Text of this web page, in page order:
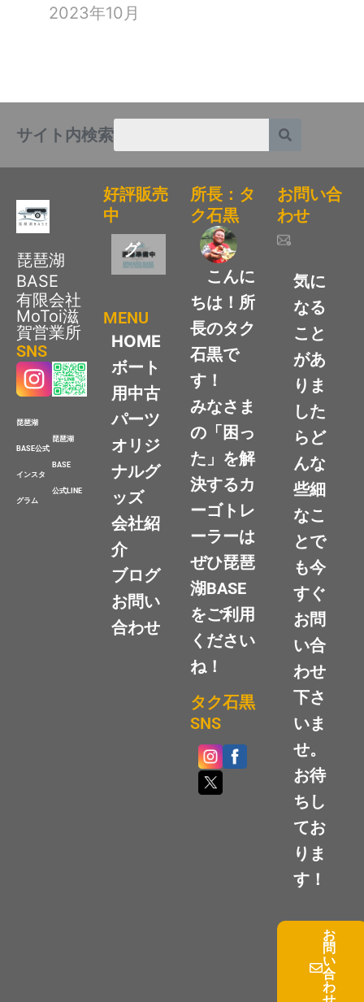
2023年10月
サイト内検索
琵琶湖
BASE
有限会社
MoToi滋
賀営業所
SNS
琵琶湖
BASE公式
インスタ
グラム
琵琶湖
BASE
公式LINE
好評販売
中
リ
ア
バ
マ
グ
MENU
HOME
ボート
用中古
パーツ
オリジ
ナルグ
ッズ
会社紹
介
ブログ
お問い
合わせ
所長：タ
ク石黒
こんに
ちは！所
長のタク
石黒で
す！
みなさま
の「困っ
た」を解
決するカ
ーゴトレ
ーラーは
ぜひ琵琶
湖BASE
をご利用
ください
ね！
タク石黒
SNS
お問い合
わせ
気に
なる
こと
があ
りま
した
らど
んな
些細
なこ
とで
も今
すぐ
お問
い合
わせ
下さ
いま
せ。
お待
ちし
てお
りま
す！
お
問
い
合
わ